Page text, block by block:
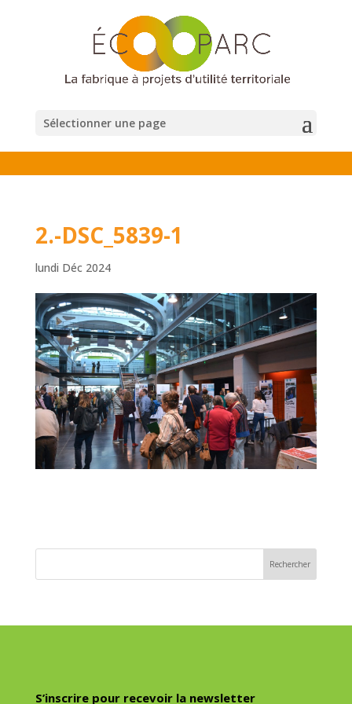
Sélectionner une page
2.-DSC_5839-1
lundi Déc 2024
S’inscrire pour recevoir la newsletter